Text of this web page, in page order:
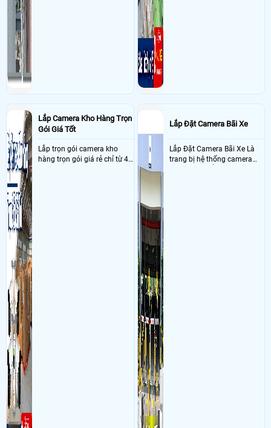
Lắp Camera Kho Hàng Trọn
Gói Giá Tốt
Lắp trọn gói camera kho
hàng trọn gói giá rẻ chỉ từ 4
Lắp Đặt Camera Bãi Xe
Lắp Đặt Camera Bãi Xe Là
trang bị hệ thống camera